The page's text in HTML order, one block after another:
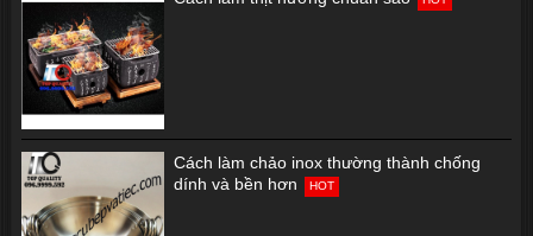
Cách làm chảo inox thường thành chống
dính và bền hơn
HOT